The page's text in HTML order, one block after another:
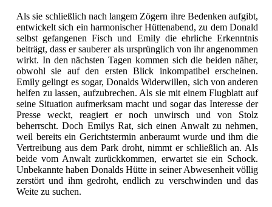
Als sie schließlich nach langem Zögern ihre Bedenken aufgibt,
entwickelt sich ein harmonischer Hüttenabend, zu dem Donald
selbst gefangenen Fisch und Emily die ehrliche Erkenntnis
beiträgt, dass er sauberer als ursprünglich von ihr angenommen
wirkt. In den nächsten Tagen kommen sich die beiden näher,
obwohl sie auf den ersten Blick inkompatibel erscheinen.
Emily gelingt es sogar, Donalds Widerwillen, sich von anderen
helfen zu lassen, aufzubrechen. Als sie mit einem Flugblatt auf
seine Situation aufmerksam macht und sogar das Interesse der
Presse weckt, reagiert er noch unwirsch und von Stolz
beherrscht. Doch Emilys Rat, sich einen Anwalt zu nehmen,
weil bereits ein Gerichtstermin anberaumt wurde und ihm die
Vertreibung aus dem Park droht, nimmt er schließlich an. Als
beide vom Anwalt zurückkommen, erwartet sie ein Schock.
Unbekannte haben Donalds Hütte in seiner Abwesenheit völlig
zerstört und ihm gedroht, endlich zu verschwinden und das
Weite zu suchen.